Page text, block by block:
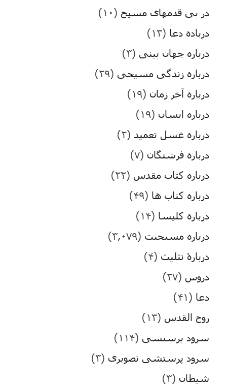
در پی قدمهای مسیح (۱۰)
درباده دعا (۱۳)
درباره جهان بینی (۳)
درباره زندگی مسیحی (۲۹)
درباره آخر زمان (۱۹)
درباره انسان (۱۹)
درباره غسل تعمید (۲)
درباره فرشتگان (۷)
درباره کتاب مقدس (۲۲)
درباره کتاب ها (۴۹)
درباره کلیسا (۱۴)
درباره مسیحیت (۳,۰۷۹)
دربارۀ تثلیث (۴)
دروس (۳۷)
دعا (۴۱)
روح القدس (۱۳)
سرود پرستشی (۱۱۴)
سرود پرستشی تصویری (۳)
شیطان (۳)